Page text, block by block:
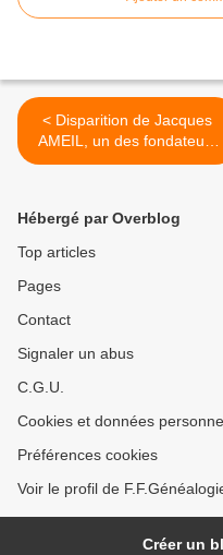
< Disparition de Jacques
AMEIL, un des fondateurs
de la FFG
Hébergé par Overblog
Top articles
Pages
Contact
Signaler un abus
C.G.U.
Cookies et données
Préférences cookies
Voir le profil de
Créer un